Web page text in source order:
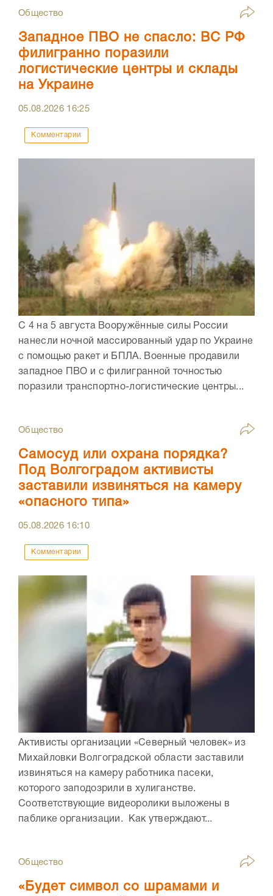
Общество
Западное ПВО не спасло: ВС РФ
филигранно поразили
логистические центры и склады
на Украине
05.08.2026 16:25
Комментарии
С 4 на 5 августа Вооружённые силы России
нанесли ночной массированный удар по Украине
с помощью ракет и БПЛА. Военные продавили
западное ПВО и с филигранной точностью
поразили транспортно-логистические центры...
Общество
Самосуд или охрана порядка?
Под Волгоградом активисты
заставили извиняться на камеру
«опасного типа»
05.08.2026 16:10
Комментарии
Активисты организации «Северный человек» из
Михайловки Волгоградской области заставили
извиняться на камеру работника пасеки,
которого заподозрили в хулиганстве.
Соответствующие видеоролики выложены в
паблике организации. Как утверждают...
Общество
«Будет символ со шрамами и